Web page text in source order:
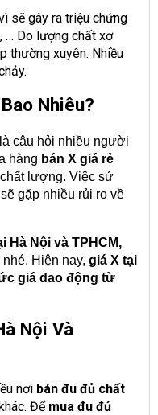
sẽ gây ra triệu chứng
… Do lượng chất xơ
thường xuyên. Nhiều
Nhiêu?
câu hỏi nhiều người
hàng bán X giá rẻ
lượng. Việc sử
gặp nhiều rủi ro về
Hà Nội và TPHCM,
Hiện nay, giá X tại
giá dao động từ
Nội Và
nơi bán đu đủ chất
Để mua đu đủ